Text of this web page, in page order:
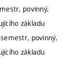
povinný,
základu
povinný,
základu